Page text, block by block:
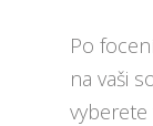
Po
na vaši